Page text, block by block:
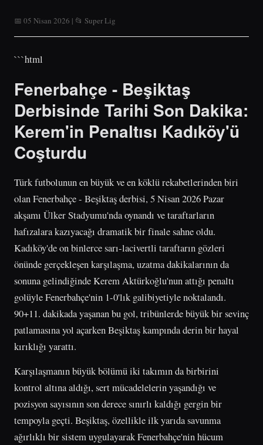
📅 05 Nisan 2026 | 📂 Super Lig
```html
Fenerbahçe - Beşiktaş
Derbisinde Tarihi Son Dakika:
Kerem'in Penaltısı Kadıköy'ü
Coşturdu
Türk futbolunun en büyük ve en köklü rekabetlerinden biri
olan Fenerbahçe - Beşiktaş derbisi, 5 Nisan 2026 Pazar
akşamı Ülker Stadyumu'nda oynandı ve taraftarların
hafızalara kazıyacağı dramatik bir finale sahne oldu.
Kadıköy'de on binlerce sarı-lacivertli taraftarın gözleri
önünde gerçekleşen karşılaşma, uzatma dakikalarının da
sonuna gelindiğinde Kerem Aktürkoğlu'nun attığı penaltı
golüyle Fenerbahçe'nin 1-0'lık galibiyetiyle noktalandı.
90+11. dakikada yaşanan bu gol, tribünlerde büyük bir sevinç
patlamasına yol açarken Beşiktaş kampında derin bir hayal
kırıklığı yarattı.
Karşılaşmanın büyük bölümü iki takımın da birbirini
kontrol altına aldığı, sert mücadelelerin yaşandığı ve
pozisyon sayısının son derece sınırlı kaldığı gergin bir
tempoyla geçti. Beşiktaş, özellikle ilk yarıda savunma
ağırlıklı bir sistem uygulayarak Fenerbahçe'nin hücum